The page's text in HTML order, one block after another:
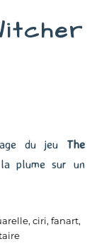
du jeu The
plume sur un
,ciri,fanart,
sur